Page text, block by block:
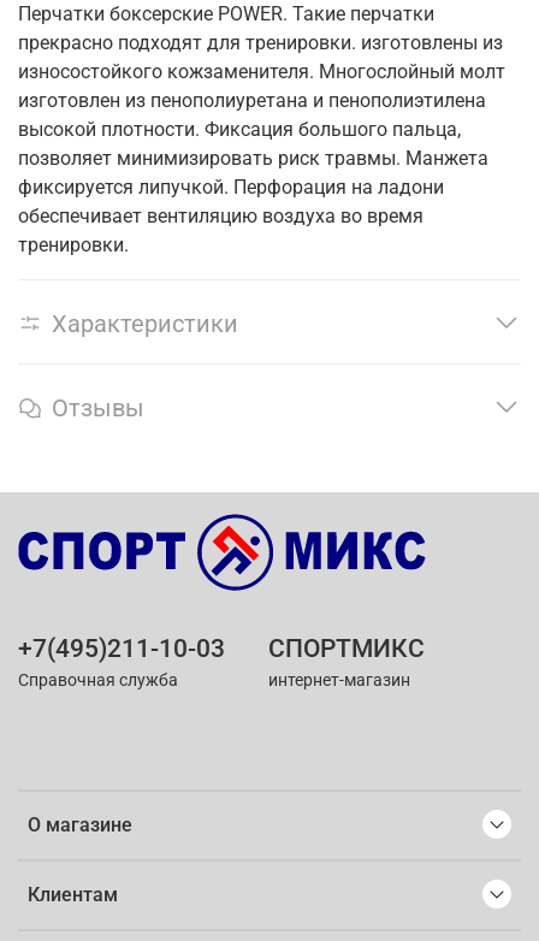
Перчатки боксерские POWER. Такие перчатки
прекрасно подходят для тренировки. изготовлены из
износостойкого кожзаменителя. Многослойный молт
изготовлен из пенополиуретана и пенополиэтилена
высокой плотности. Фиксация большого пальца,
позволяет минимизировать риск травмы. Манжета
фиксируется липучкой. Перфорация на ладони
обеспечивает вентиляцию воздуха во время
тренировки.
Характеристики
Отзывы
О магазине
Клиентам
+7(495)211-10-03
Справочная служба
СПОРТМИКС
интернет-магазин